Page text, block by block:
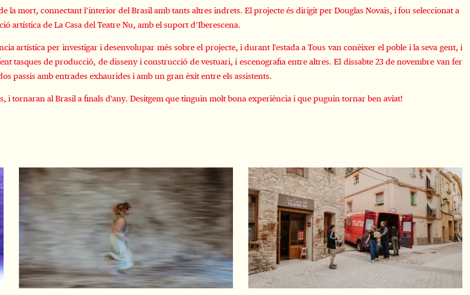
la mort, connectant l’interior del Brasil amb tants altres indrets. El projecte és dirigit per Douglas Novais, i fou seleccionat a
artística de La Casa del Teatre Nu, amb el suport d’Iberescena.
artística per investigar i desenvolupar més sobre el projecte, i durant l'estada a Tous van conèixer el poble i la seva gent, i
tasques de producció, de disseny i construcció de vestuari, i escenografia entre altres. El dissabte 23 de novembre van fer
passis amb entrades exhaurides i amb un gran èxit entre els assistents.
i tornaran al Brasil a finals d'any. Desitgem que tinguin molt bona experiència i que puguin tornar ben aviat!